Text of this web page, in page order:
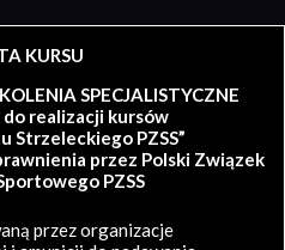
KURSU
SPECJALISTYCZNE
realizacji kursów
Strzeleckiego PZSS”
przez Polski Związek
PZSS
przez organizacje